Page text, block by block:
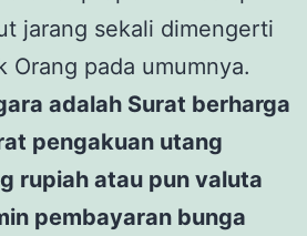
jarang sekali dimengerti
Orang pada umumnya.
adalah Surat berharga
pengakuan utang
rupiah atau pun valuta
pembayaran bunga